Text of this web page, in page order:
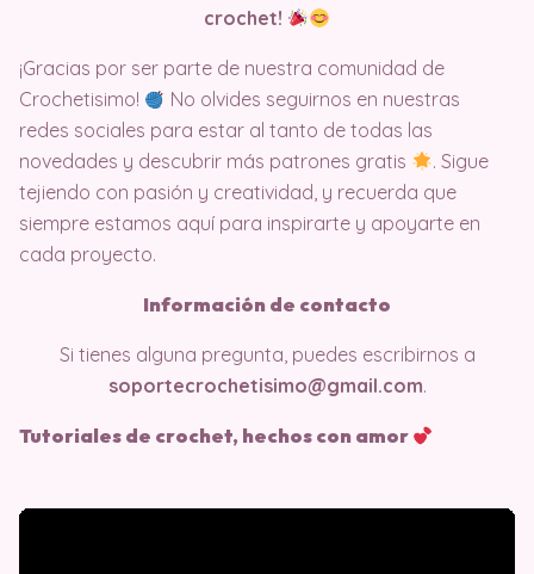
crochet!
¡Gracias por ser parte de nuestra comunidad de
Crochetisimo!
No olvides seguirnos en nuestras
redes sociales para estar al tanto de todas las
novedades y descubrir más patrones gratis
. Sigue
tejiendo con pasión y creatividad, y recuerda que
siempre estamos aquí para inspirarte y apoyarte en
cada proyecto.
Información de contacto
Si tienes alguna pregunta, puedes escribirnos a
soportecrochetisimo@gmail.com.
Tutoriales de crochet, hechos con amor